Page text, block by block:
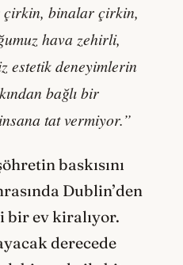
çirkin, binalar çirkin,
hava zehirli,
estetik deneyimlerin
bağlı bir
tat vermiyor.”
baskısını
Dublin’den
bir ev kiralıyor.
derecede